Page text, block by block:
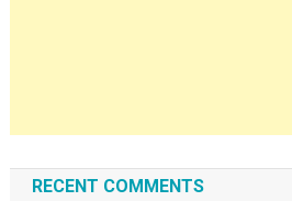
RECENT COMMENTS